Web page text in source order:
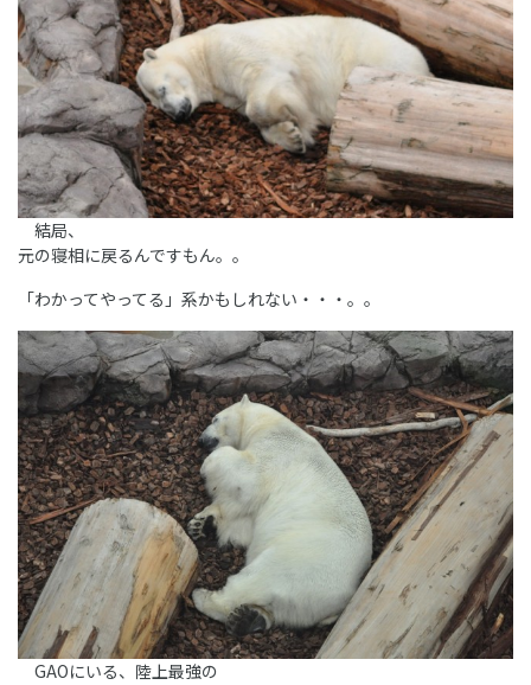
結局、
元の寝相に戻るんですもん。。
「わかってやってる」系かもしれない・・・。。
GAOにいる、陸上最強の